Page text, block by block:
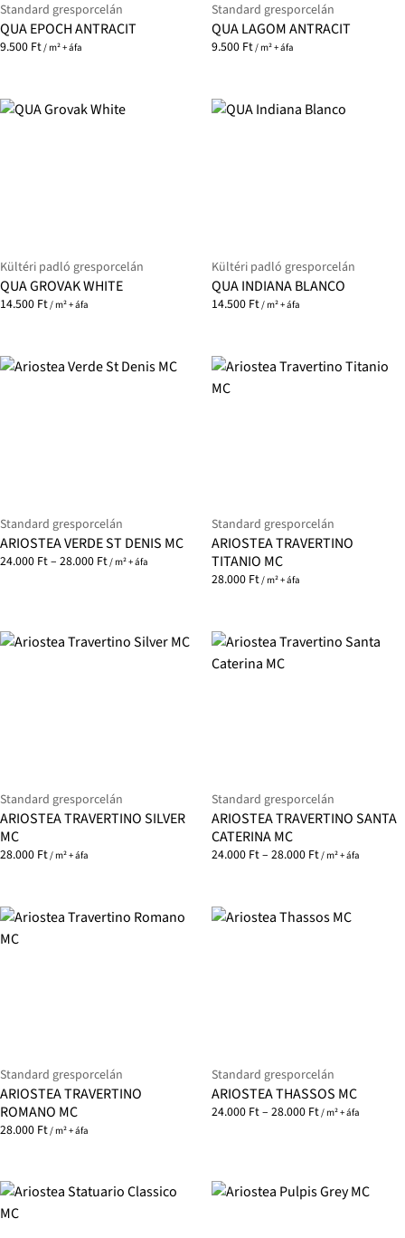
Standard gresporcelán
QUA EPOCH ANTRACIT
9.500 Ft/ m² + áfa
Standard gresporcelán
QUA LAGOM ANTRACIT
9.500 Ft/ m² + áfa
Kültéri padló gresporcelán
QUA GROVAK WHITE
14.500 Ft/ m² + áfa
Kültéri padló gresporcelán
QUA INDIANA BLANCO
14.500 Ft/ m² + áfa
Standard gresporcelán
ARIOSTEA VERDE ST DENIS MC
24.000 Ft– 28.000 Ft/ m² + áfa
Standard gresporcelán
ARIOSTEA TRAVERTINO
TITANIO MC
28.000 Ft/ m² + áfa
Standard gresporcelán
ARIOSTEA TRAVERTINO SILVER
MC
28.000 Ft/ m² + áfa
Standard gresporcelán
ARIOSTEA TRAVERTINO SANTA
CATERINA MC
24.000 Ft– 28.000 Ft/ m² + áfa
Standard gresporcelán
ARIOSTEA TRAVERTINO
ROMANO MC
28.000 Ft/ m² + áfa
Standard gresporcelán
ARIOSTEA THASSOS MC
24.000 Ft– 28.000 Ft/ m² + áfa